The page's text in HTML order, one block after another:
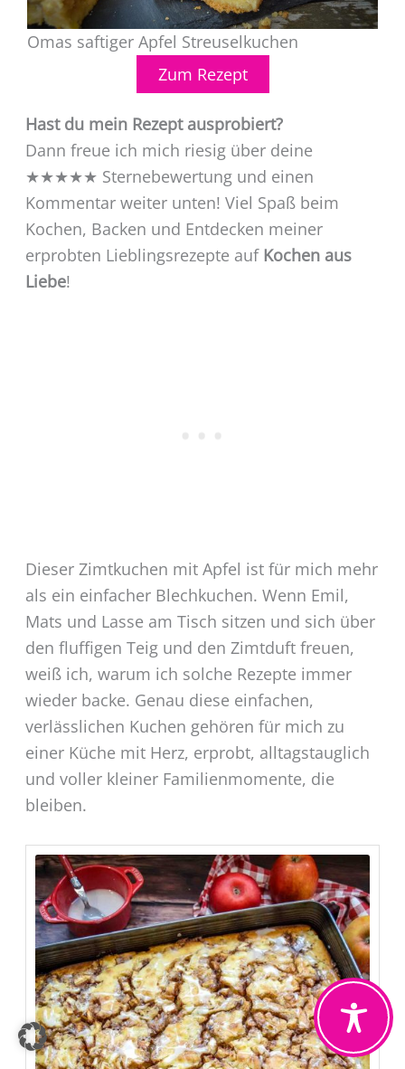
Omas saftiger Apfel Streuselkuchen
Zum Rezept
Hast du mein Rezept ausprobiert?
Dann freue ich mich riesig über deine
★★★★★ Sternebewertung und einen
Kommentar weiter unten! Viel Spaß beim
Kochen, Backen und Entdecken meiner
erprobten Lieblingsrezepte auf Kochen aus
Liebe!
Dieser Zimtkuchen mit Apfel ist für mich mehr
als ein einfacher Blechkuchen. Wenn Emil,
Mats und Lasse am Tisch sitzen und sich über
den fluffigen Teig und den Zimtduft freuen,
weiß ich, warum ich solche Rezepte immer
wieder backe. Genau diese einfachen,
verlässlichen Kuchen gehören für mich zu
einer Küche mit Herz, erprobt, alltagstauglich
und voller kleiner Familienmomente, die
bleiben.